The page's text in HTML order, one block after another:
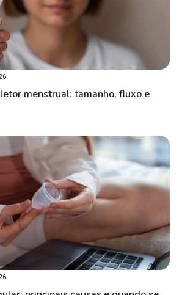
menstrual: tamanho, fluxo e